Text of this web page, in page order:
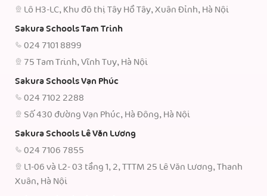
Lô H3-LC, Khu đô thị Tây Hồ Tây, Xuân Đỉnh, Hà Nội
Sakura Schools Tam Trinh
024 7101 8899
75 Tam Trinh, Vĩnh Tuy, Hà Nội
Sakura Schools Vạn Phúc
024 7102 2288
Số 430 đường Vạn Phúc, Hà Đông, Hà Nội
Sakura Schools Lê Văn Lương
024 7106 7855
L1-06 và L2- 03 tầng 1, 2, TTTM 25 Lê Văn Lương, Thanh
Xuân, Hà Nội